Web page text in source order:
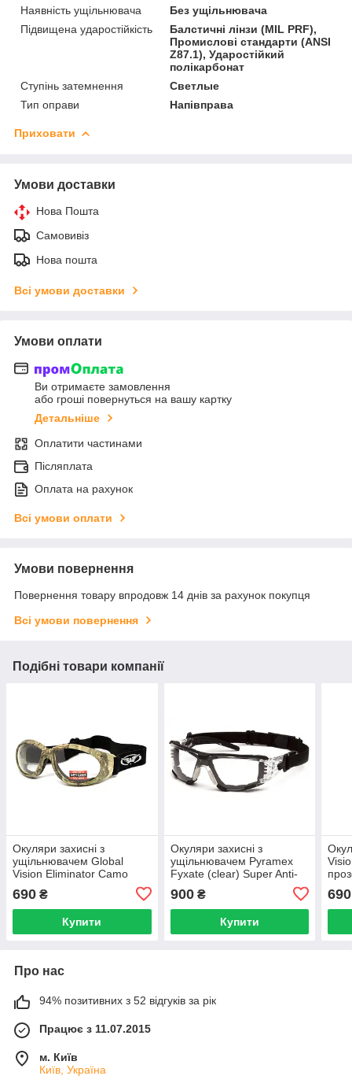
Наявність ущільнювача
Без ущільнювача
Підвищена ударостійкість
Балстичні лінзи (MIL PRF),
Промислові стандарти (ANSI
Z87.1), Ударостійкий
полікарбонат
Ступінь затемнення
Светлые
Тип оправи
Напівправа
Приховати
Умови доставки
Нова Пошта
Самовивіз
Нова пошта
Всі умови доставки
Умови оплати
Ви отримаєте замовлення
або гроші повернуться на вашу картку
Детальніше
Оплатити частинами
Післяплата
Оплата на рахунок
Всі умови оплати
Умови повернення
Повернення товару впродовж 14 днів за рахунок покупця
Всі умови повернення
Подібні товари компанії
Окуляри захисні з
ущільнювачем Global
Vision Eliminator Camo
камуфльованій оправі
690 ₴
Купити
Окуляри захисні з
ущільнювачем Pyramex
Fyxate (clear) Super Anti-
900₴
Купити
690
Про нас
94% позитивних з 52 відгуків за рік
Працює з 11.07.2015
м. Київ
Київ, Україна